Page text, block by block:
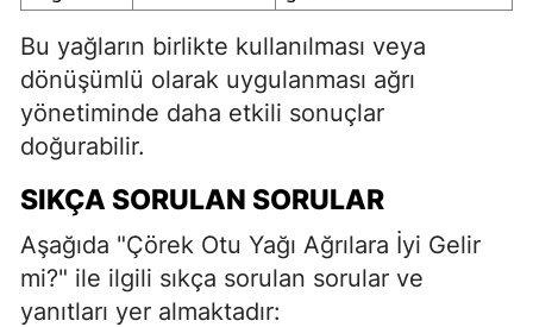
Bu yağların birlikte kullanılması veya
dönüşümlü olarak uygulanması ağrı
yönetiminde daha etkili sonuçlar
doğurabilir.
SIKÇA SORULAN SORULAR
Aşağıda "Çörek Otu Yağı Ağrılara İyi Gelir
mi?" ile ilgili sıkça sorulan sorular ve
yanıtları yer almaktadır: